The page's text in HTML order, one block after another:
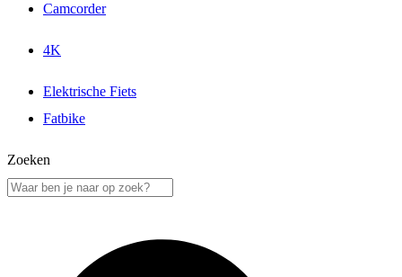
Camcorder
4K
Elektrische Fiets
Fatbike
Zoeken